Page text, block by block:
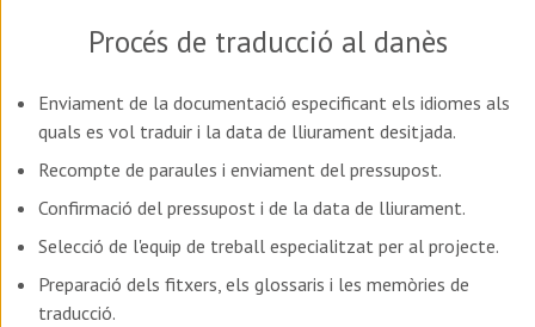
Procés de traducció al danès
Enviament de la documentació especificant els idiomes als
quals es vol traduir i la data de lliurament desitjada.
Recompte de paraules i enviament del pressupost.
Confirmació del pressupost i de la data de lliurament.
Selecció de l'equip de treball especialitzat per al projecte.
Preparació dels fitxers, els glossaris i les memòries de
traducció.